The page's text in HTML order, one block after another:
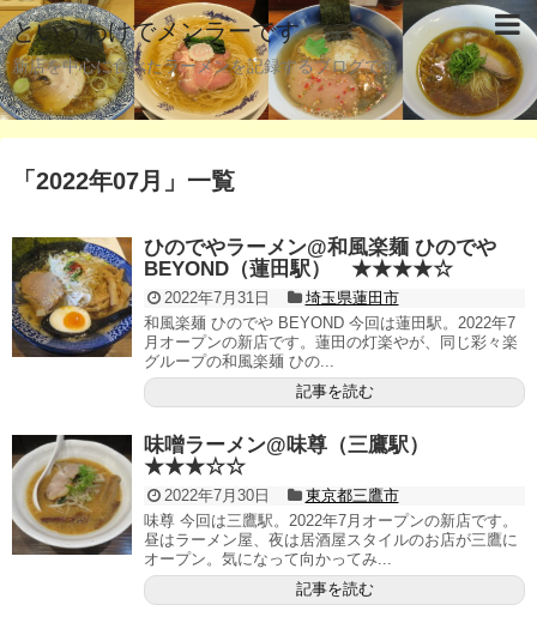
というわけでメンラーです
新店を中心に食べたラーメンを記録するブログです。
「 2022年07月 」 一覧
ひのでやラーメン@和風楽麺 ひのでや
BEYOND（蓮田駅） ★★★★☆
2022年7月31日
埼玉県蓮田市
和風楽麺 ひのでや BEYOND 今回は蓮田駅。2022年7
月オープンの新店です。蓮田の灯楽やが、同じ彩々楽
グループの和風楽麺 ひの...
記事を読む
味噌ラーメン@味尊（三鷹駅）
★★★☆☆
2022年7月30日
東京都三鷹市
味尊 今回は三鷹駅。2022年7月オープンの新店です。
昼はラーメン屋、夜は居酒屋スタイルのお店が三鷹に
オープン。気になって向かってみ...
記事を読む